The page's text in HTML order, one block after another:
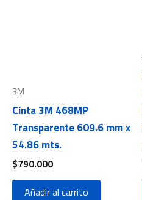
3M
Cinta 3M 468MP
Transparente 609.6 mm x
54.86 mts.
$790.000
Añadir al carrito